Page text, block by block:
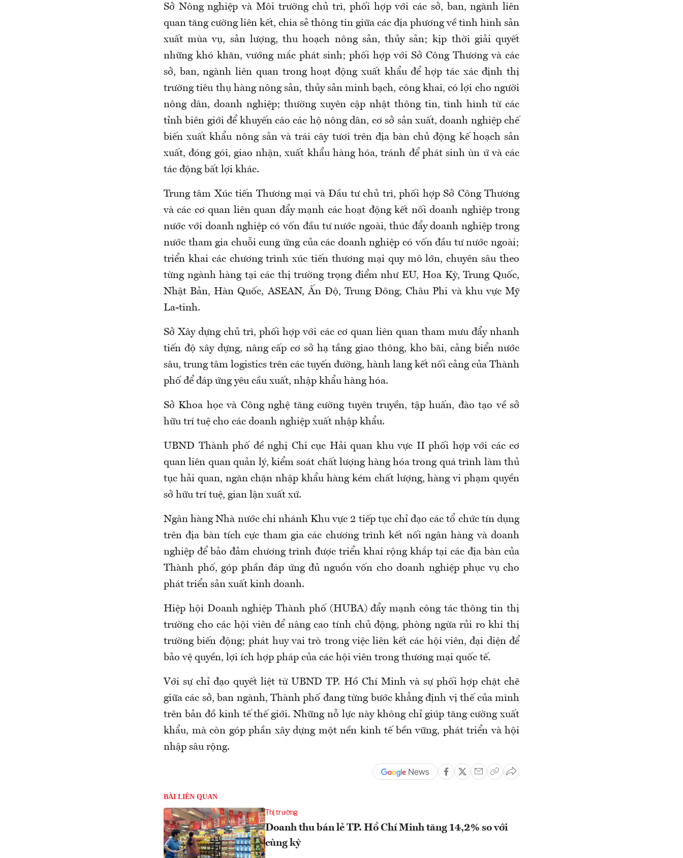
Sở Nông nghiệp và Môi trường chủ trì, phối hợp với các sở, ban, ngành liên
quan tăng cường liên kết, chia sẻ thông tin giữa các địa phương về tình hình sản
xuất mùa vụ, sản lượng, thu hoạch nông sản, thủy sản; kịp thời giải quyết
những khó khăn, vướng mắc phát sinh; phối hợp với Sở Công Thương và các
sở, ban, ngành liên quan trong hoạt động xuất khẩu để hợp tác xác định thị
trường tiêu thụ hàng nông sản, thủy sản minh bạch, công khai, có lợi cho người
nông dân, doanh nghiệp; thường xuyên cập nhật thông tin, tình hình từ các
tỉnh biên giới để khuyến cáo các hộ nông dân, cơ sở sản xuất, doanh nghiệp chế
biến xuất khẩu nông sản và trái cây tươi trên địa bàn chủ động kế hoạch sản
xuất, đóng gói, giao nhận, xuất khẩu hàng hóa, tránh để phát sinh ùn ứ và các
tác động bất lợi khác.
Trung tâm Xúc tiến Thương mại và Đầu tư chủ trì, phối hợp Sở Công Thương
và các cơ quan liên quan đẩy mạnh các hoạt động kết nối doanh nghiệp trong
nước với doanh nghiệp có vốn đầu tư nước ngoài, thúc đẩy doanh nghiệp trong
nước tham gia chuỗi cung ứng của các doanh nghiệp có vốn đầu tư nước ngoài;
triển khai các chương trình xúc tiến thương mại quy mô lớn, chuyên sâu theo
từng ngành hàng tại các thị trường trọng điểm như EU, Hoa Kỳ, Trung Quốc,
Nhật Bản, Hàn Quốc, ASEAN, Ấn Độ, Trung Đông, Châu Phi và khu vực Mỹ
La-tinh.
Sở Xây dựng chủ trì, phối hợp với các cơ quan liên quan tham mưu đẩy nhanh
tiến độ xây dựng, nâng cấp cơ sở hạ tầng giao thông, kho bãi, cảng biển nước
sâu, trung tâm logistics trên các tuyến đường, hành lang kết nối cảng của Thành
phố để đáp ứng yêu cầu xuất, nhập khẩu hàng hóa.
Sở Khoa học và Công nghệ tăng cường tuyên truyền, tập huấn, đào tạo về sở
hữu trí tuệ cho các doanh nghiệp xuất nhập khẩu.
UBND Thành phố đề nghị Chi cục Hải quan khu vực II phối hợp với các cơ
quan liên quan quản lý, kiểm soát chất lượng hàng hóa trong quá trình làm thủ
tục hải quan, ngăn chặn nhập khẩu hàng kém chất lượng, hàng vi phạm quyền
sở hữu trí tuệ, gian lận xuất xứ.
Ngân hàng Nhà nước chi nhánh Khu vực 2 tiếp tục chỉ đạo các tổ chức tín dụng
trên địa bàn tích cực tham gia các chương trình kết nối ngân hàng và doanh
nghiệp để bảo đảm chương trình được triển khai rộng khắp tại các địa bàn của
Thành phố, góp phần đáp ứng đủ nguồn vốn cho doanh nghiệp phục vụ cho
phát triển sản xuất kinh doanh.
Hiệp hội Doanh nghiệp Thành phố (HUBA) đẩy mạnh công tác thông tin thị
trường cho các hội viên để nâng cao tính chủ động, phòng ngừa rủi ro khi thị
trường biến động; phát huy vai trò trong việc liên kết các hội viên, đại diện để
bảo vệ quyền, lợi ích hợp pháp của các hội viên trong thương mại quốc tế.
Với sự chỉ đạo quyết liệt từ UBND TP. Hồ Chí Minh và sự phối hợp chặt chẽ
giữa các sở, ban ngành, Thành phố đang từng bước khẳng định vị thế của mình
trên bản đồ kinh tế thế giới. Những nỗ lực này không chỉ giúp tăng cường xuất
khẩu, mà còn góp phần xây dựng một nền kinh tế bền vững, phát triển và hội
nhập sâu rộng.
BÀI LIÊN QUAN
Thị trường
Doanh thu bán lẻ TP. Hồ Chí Minh tăng 14,2% so với
cùng kỳ